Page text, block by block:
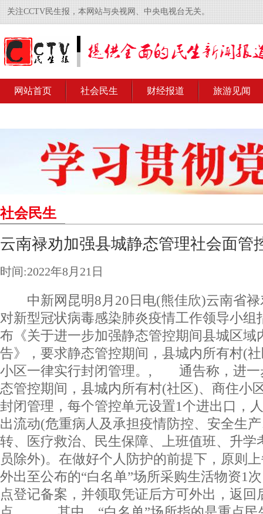
关注CCTV民生报，本网站与央视网、中央电视台无关。
网站首页 社会民生 财经报道 旅游见闻
社会民生
云南禄劝加强县城静态管理社会面管
时间:2022年8月21日
中新网昆明8月20日电(熊佳欣)云南省禄
对新型冠状病毒感染肺炎疫情工作领导小组
布《关于进一步加强静态管控期间县城区域
告》，要求静态管控期间，县城内所有村(
小区一律实行封闭管理。, 通告称，进一
态管控期间，县城内所有村(社区)、商住小
封闭管理，每个管控单元设置1个进出口，
出流动(危重病人及承担疫情防控、安全生
转、医疗救治、民生保障、上班值班、升学
员除外)。在做好个人防护的前提下，原则
外出至公布的“白名单”场所采购生活物资1
点登记备案，并领取凭证后方可外出，返回